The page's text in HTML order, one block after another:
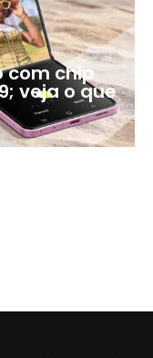
com chip
veja o que